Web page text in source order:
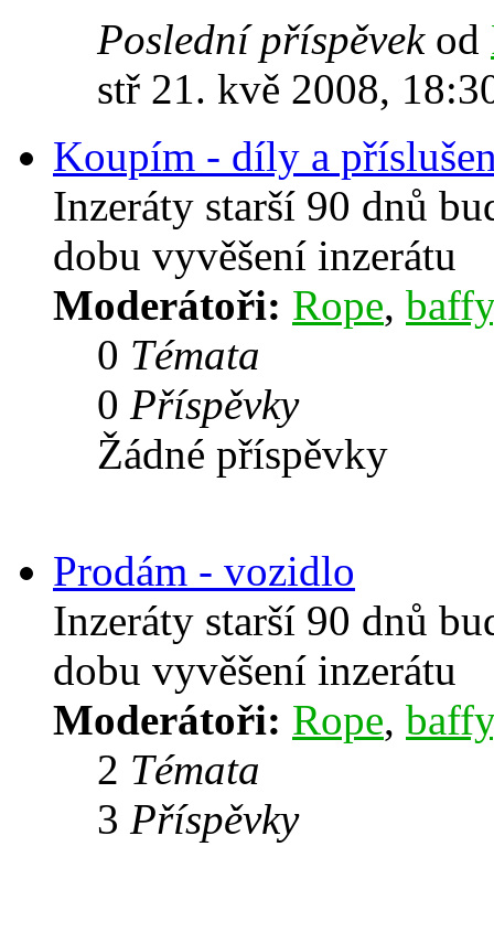
Poslední příspěvekod
stř 21. kvě 2008,
Koupím - díly a
Inzeráty starší 90 dnů
dobu vyvěšení inzerátu
Moderátoři: Rope, baffy
0 Témata
0 Příspěvky
Žádné příspěvky
Prodám - vozidlo
Inzeráty starší 90 dnů
dobu vyvěšení inzerátu
Moderátoři: Rope, baffy
2 Témata
3 Příspěvky